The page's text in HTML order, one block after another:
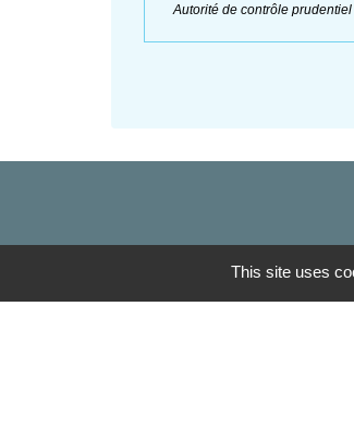
Autorité de contrôle
This site uses